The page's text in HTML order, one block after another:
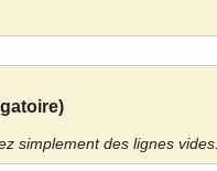
simplement des lignes